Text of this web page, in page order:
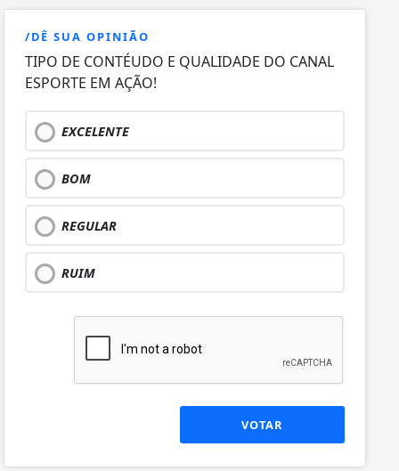
/DÊ SUA OPINIÃO
TIPO DE CONTÉUDO E QUALIDADE DO CANAL
ESPORTE EM AÇÃO!
EXCELENTE
BOM
REGULAR
RUIM
VOTAR